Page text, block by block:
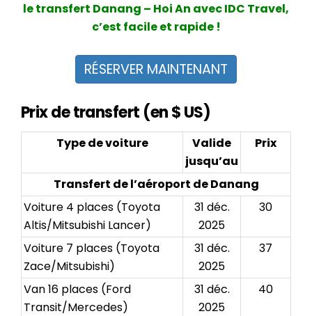
le transfert Danang – Hoi An avec IDC Travel,
c’est facile et rapide !
RÉSERVER MAINTENANT
Prix de transfert (en $ US)
Type de voiture
Valide
jusqu’au
Prix
Transfert de l’aéroport de Danang
Voiture 4 places (Toyota
Altis/Mitsubishi Lancer)
31 déc.
2025
30
Voiture 7 places (Toyota
Zace/Mitsubishi)
31 déc.
2025
37
Van 16 places (Ford
Transit/Mercedes)
31 déc.
2025
40